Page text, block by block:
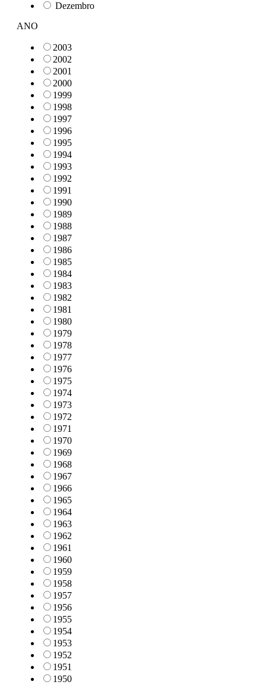
Dezembro
ANO
2003
2002
2001
2000
1999
1998
1997
1996
1995
1994
1993
1992
1991
1990
1989
1988
1987
1986
1985
1984
1983
1982
1981
1980
1979
1978
1977
1976
1975
1974
1973
1972
1971
1970
1969
1968
1967
1966
1965
1964
1963
1962
1961
1960
1959
1958
1957
1956
1955
1954
1953
1952
1951
1950